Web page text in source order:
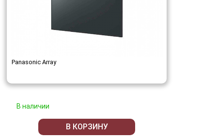
Panasonic Array
В наличии
В КОРЗИНУ